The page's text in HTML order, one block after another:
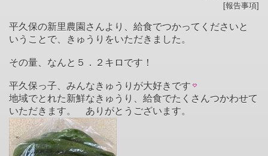
[報告事項]
平久保の新里農園さんより、給食でつかってくださいと
いうことで、きゅうりをいただきました。
その量、なんと５．２キロです！
平久保っ子、みんなきゅうりが大好きです
地域でとれた新鮮なきゅうり、給食でたくさんつかわせて
いただきます。 ありがとうございます。